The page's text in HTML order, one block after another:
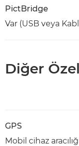
PictBridge
Var (USB veya
Diğer
GPS
Mobil cihaz